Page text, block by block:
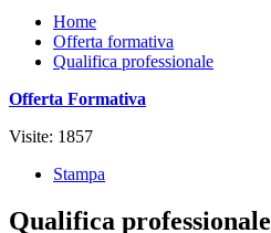
Home
Offerta formativa
Qualifica professionale
Offerta Formativa
Visite: 1857
Stampa
Qualifica professionale